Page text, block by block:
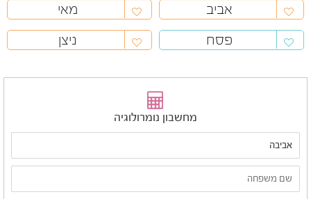
אביב
מאי
פסח
ניצן
מחשבון נומרולוגיה